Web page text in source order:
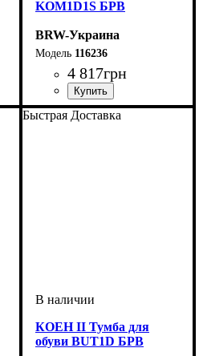
KOM1D1S БРВ
BRW-Украина
116236
4 817грн
ширина, мм: 585
высота, мм: 935
глубина, мм: 350
Быстрая Доставка
КОЕН II Тумба для
обуви BUT1D БРВ